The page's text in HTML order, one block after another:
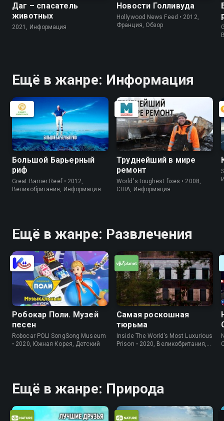
Даг – спасатель
животных
2021, Информация
Новости Голливуда
Hollywood News Feed • 2012,
Франция, Обзор
Ещё в жанре: Информация
Большой Барьерный
риф
Great Barrier Reef • 2012,
Великобритания, Информация
Труднейший в мире
ремонт
World's toughest fixes • 2008,
США, Информация
Ещё в жанре: Развлечения
Робокар Поли. Музей
песен
Robocar POLI SongSong Museum
• 2020, Южная Корея, Детский
Самая роскошная
тюрьма
Inside The World’s Most Luxurious
Prison • 2020, Великобритания,
Ещё в жанре: Природа